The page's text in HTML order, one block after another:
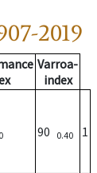
2019
Varroa-
index
90 0.40 1